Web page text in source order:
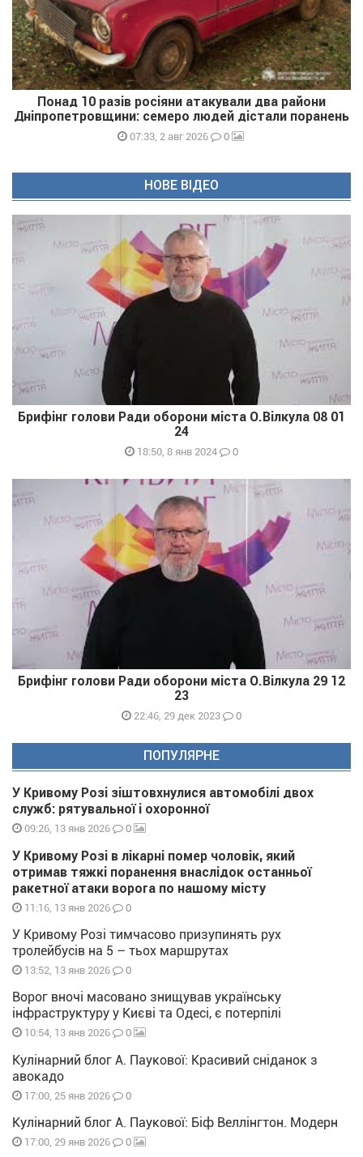
Понад 10 разів росіяни атакували два райони
Дніпропетровщини: семеро людей дістали поранень
07:33, 2 авг 2026 0
НОВЕ ВІДЕО
Брифінг голови Ради оборони міста О.Вілкула 08 01
24
18:50, 8 янв 2024 0
Брифінг голови Ради оборони міста О.Вілкула 29 12
23
22:46, 29 дек 2023 0
ПОПУЛЯРНЕ
У Кривому Розі зіштовхнулися автомобілі двох
служб: рятувальної і охоронної
09:26, 13 янв 2026 0
У Кривому Розі в лікарні помер чоловік, який
отримав тяжкі поранення внаслідок останньої
ракетної атаки ворога по нашому місту
11:16, 13 янв 2026 0
У Кривому Розі тимчасово призупинять рух
тролейбусів на 5 – тьох маршрутах
13:52, 13 янв 2026 0
Ворог вночі масовано знищував українську
інфраструктуру у Києві та Одесі, є потерпілі
10:54, 13 янв 2026 0
Кулінарний блог А. Паукової: Красивий сніданок з
авокадо
17:00, 25 янв 2026 0
Кулінарний блог А. Паукової: Біф Веллінгтон. Модерн
17:00, 29 янв 2026 0